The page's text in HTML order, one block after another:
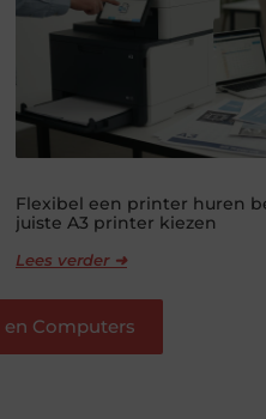
Flexibel een printer huren
juiste A3 printer kiezen
Lees verder ➜
Computers